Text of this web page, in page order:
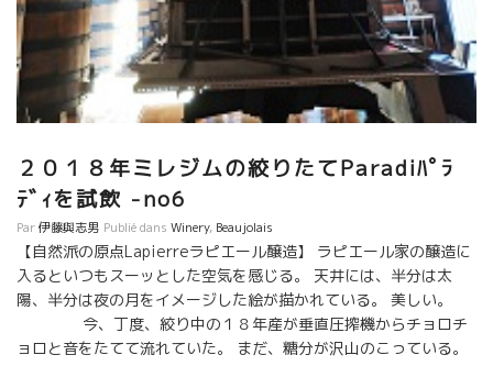
分のところに手に入りさえすればOKという考え方では、自然派の
大切な部分が失われていくだろう。 これからが面白いし、遠くを
観ながら醸造家、販売者、飲む人達がハッピーになるメカニズム
を築きたい。
２０１８年ミレジムの絞りたてParadiﾊﾟﾗ
ﾃﾞｨを試飲 -no6
Par伊藤與志男 Publié dans Winery, Beaujolais
【自然派の原点Lapierreラピエール醸造】 ラピエール家の醸造に
入るといつもスーッとした空気を感じる。 天井には、半分は太
陽、半分は夜の月をイメージした絵が描かれている。 美しい。
今、丁度、絞り中の１８年産が垂直圧搾機からチョロチ
ョロと音をたてて流れていた。 まだ、糖分が沢山のこっている。